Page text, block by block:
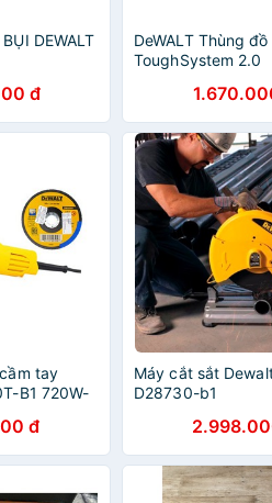
DEWALT
đ
DeWALT Thùng
ToughSystem 2.0
tay
B1 720W-
x 1.2 x
đ
Máy cắt sắt
D28730-b1